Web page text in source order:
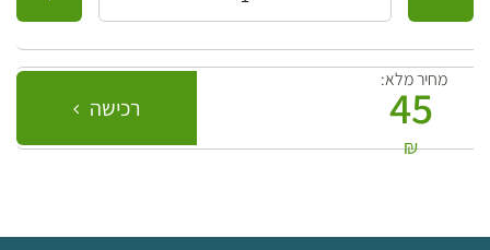
מחיר מלא:
45
₪
רכישה